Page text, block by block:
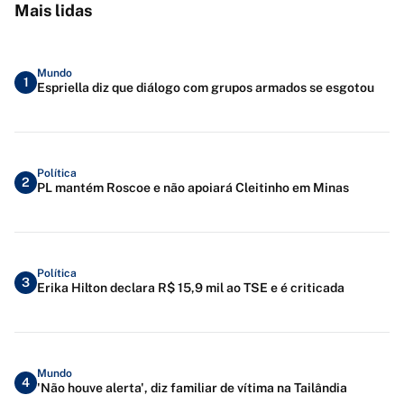
Mais lidas
1
Mundo
Espriella diz que diálogo com grupos armados se esgotou
2
Política
PL mantém Roscoe e não apoiará Cleitinho em Minas
3
Política
Erika Hilton declara R$ 15,9 mil ao TSE e é criticada
4
Mundo
'Não houve alerta', diz familiar de vítima na Tailândia